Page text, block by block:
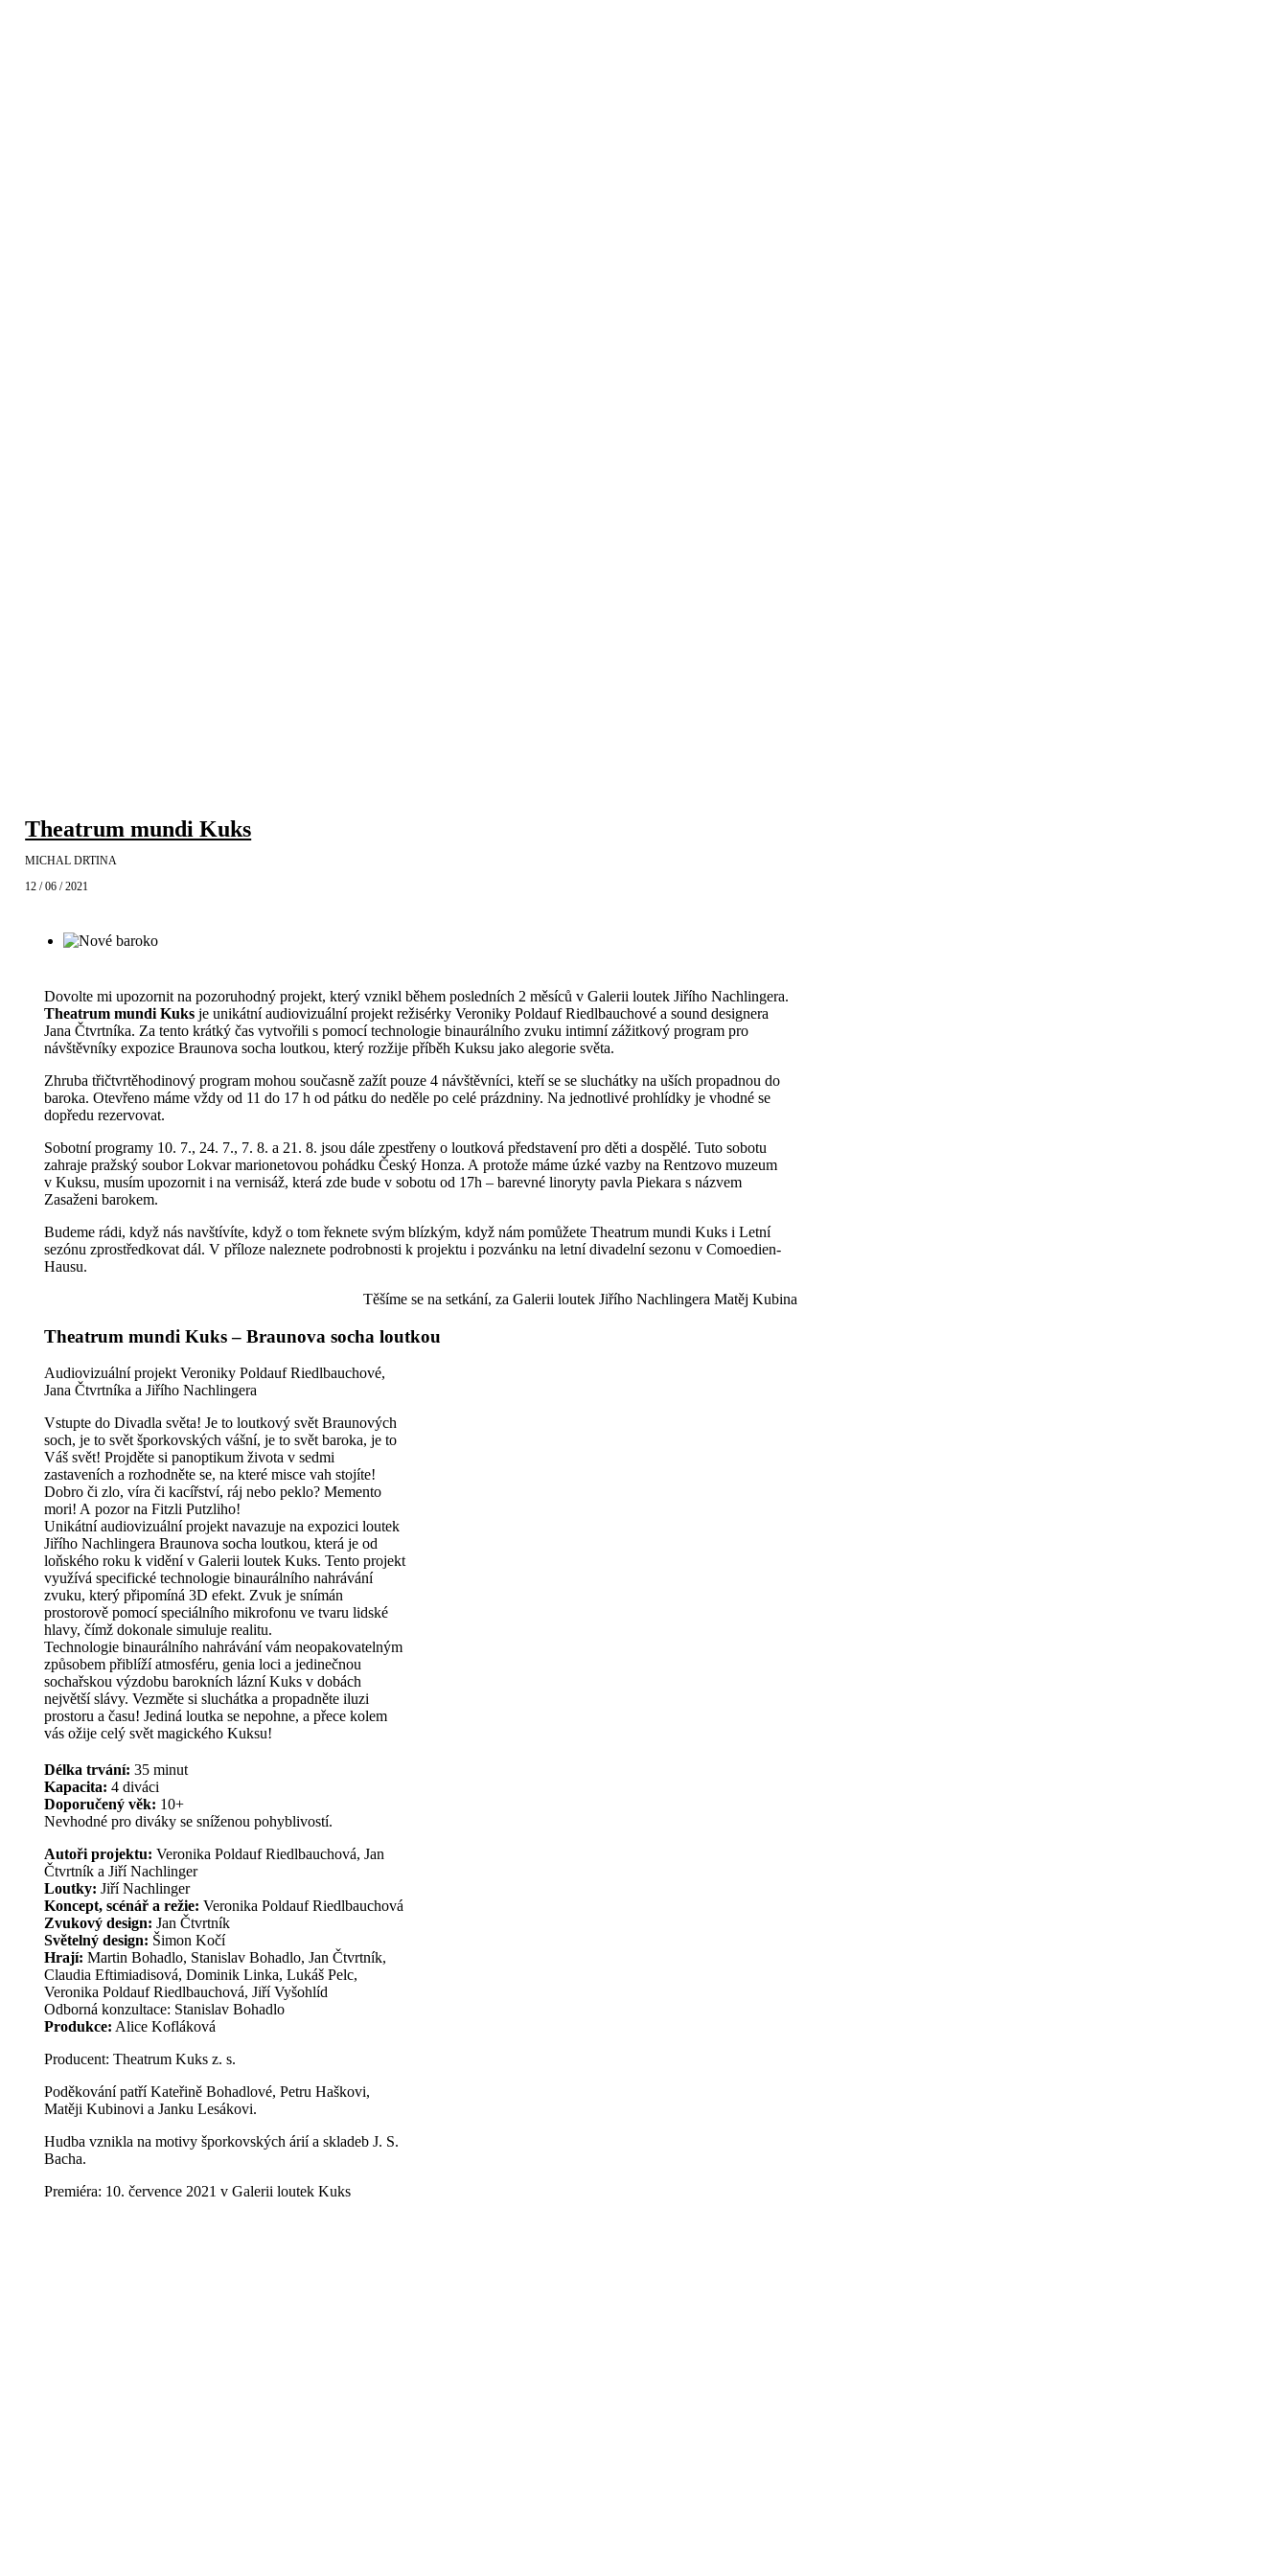
Theatrum mundi Kuks
MICHAL DRTINA
12 / 06 / 2021
Dovolte mi upozornit na pozoruhodný projekt, který vznikl během posledních 2 měsíců v Galerii loutek Jiřího Nachlingera.
Theatrum mundi Kuks je unikátní audiovizuální projekt režisérky Veroniky Poldauf Riedlbauchové a sound designera
Jana Čtvrtníka. Za tento krátký čas vytvořili s pomocí technologie binaurálního zvuku intimní zážitkový program pro
návštěvníky expozice Braunova socha loutkou, který rozžije příběh Kuksu jako alegorie světa.
Zhruba třičtvrtěhodinový program mohou současně zažít pouze 4 návštěvníci, kteří se se sluchátky na uších propadnou do
baroka. Otevřeno máme vždy od 11 do 17 h od pátku do neděle po celé prázdniny. Na jednotlivé prohlídky je vhodné se
dopředu rezervovat.
Sobotní programy 10. 7., 24. 7., 7. 8. a 21. 8. jsou dále zpestřeny o loutková představení pro děti a dospělé. Tuto sobotu
zahraje pražský soubor Lokvar marionetovou pohádku Český Honza. A protože máme úzké vazby na Rentzovo muzeum
v Kuksu, musím upozornit i na vernisáž, která zde bude v sobotu od 17h – barevné linoryty pavla Piekara s názvem
Zasaženi barokem.
Budeme rádi, když nás navštívíte, když o tom řeknete svým blízkým, když nám pomůžete Theatrum mundi Kuks i Letní
sezónu zprostředkovat dál. V příloze naleznete podrobnosti k projektu i pozvánku na letní divadelní sezonu v Comoedien-
Hausu.
Těšíme se na setkání, za Galerii loutek Jiřího Nachlingera Matěj Kubina
Theatrum mundi Kuks – Braunova socha loutkou
Audiovizuální projekt Veroniky Poldauf Riedlbauchové,
Jana Čtvrtníka a Jiřího Nachlingera
Vstupte do Divadla světa! Je to loutkový svět Braunových
soch, je to svět šporkovských vášní, je to svět baroka, je to
Váš svět! Projděte si panoptikum života v sedmi
zastaveních a rozhodněte se, na které misce vah stojíte!
Dobro či zlo, víra či kacířství, ráj nebo peklo? Memento
mori! A pozor na Fitzli Putzliho!
Unikátní audiovizuální projekt navazuje na expozici loutek
Jiřího Nachlingera Braunova socha loutkou, která je od
loňského roku k vidění v Galerii loutek Kuks. Tento projekt
využívá specifické technologie binaurálního nahrávání
zvuku, který připomíná 3D efekt. Zvuk je snímán
prostorově pomocí speciálního mikrofonu ve tvaru lidské
hlavy, čímž dokonale simuluje realitu.
Technologie binaurálního nahrávání vám neopakovatelným
způsobem přiblíží atmosféru, genia loci a jedinečnou
sochařskou výzdobu barokních lázní Kuks v dobách
největší slávy. Vezměte si sluchátka a propadněte iluzi
prostoru a času! Jediná loutka se nepohne, a přece kolem
vás ožije celý svět magického Kuksu!
Délka trvání: 35 minut
Kapacita: 4 diváci
Doporučený věk: 10+
Nevhodné pro diváky se sníženou pohyblivostí.
Autoři projektu: Veronika Poldauf Riedlbauchová, Jan
Čtvrtník a Jiří Nachlinger
Loutky: Jiří Nachlinger
Koncept, scénář a režie: Veronika Poldauf Riedlbauchová
Zvukový design: Jan Čtvrtník
Světelný design: Šimon Kočí
Hrají: Martin Bohadlo, Stanislav Bohadlo, Jan Čtvrtník,
Claudia Eftimiadisová, Dominik Linka, Lukáš Pelc,
Veronika Poldauf Riedlbauchová, Jiří Vyšohlíd
Odborná konzultace: Stanislav Bohadlo
Produkce: Alice Kofláková
Producent: Theatrum Kuks z. s.
Poděkování patří Kateřině Bohadlové, Petru Haškovi,
Matěji Kubinovi a Janku Lesákovi.
Hudba vznikla na motivy šporkovských árií a skladeb J. S.
Bacha.
Premiéra: 10. července 2021 v Galerii loutek Kuks